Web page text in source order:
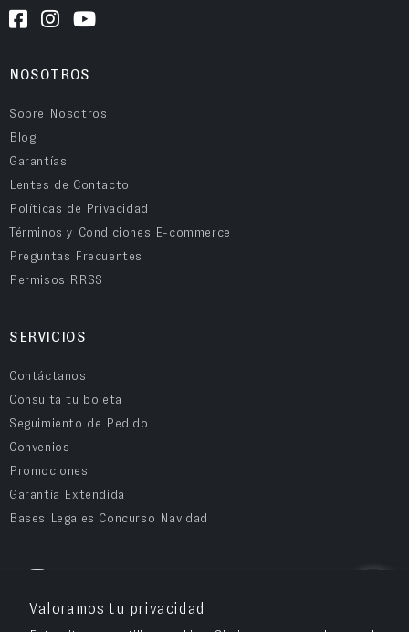
Valoramos tu privacidad
NOSOTROS
Sobre Nosotros
Blog
Garantías
Lentes de Contacto
Políticas de Privacidad
Términos y Condiciones E-commerce
Preguntas Frecuentes
Permisos RRSS
SERVICIOS
Contáctanos
Consulta tu boleta
Seguimiento de Pedido
Convenios
Promociones
Garantía Extendida
Bases Legales Concurso Navidad